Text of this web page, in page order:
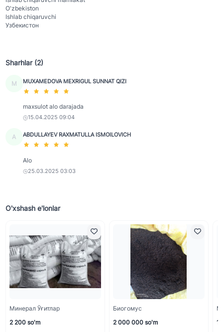
O'zbekiston
Ishlab chiqaruvchi
Узбекистон
Sharhlar (2)
M MUXAMEDOVA MEXRIGUL SUNNAT QIZI
maxsulot alo darajada
15.04.2025 09:04
A ABDULLAYEV RAXMATULLA ISMOILOVICH
Alo
25.03.2025 03:03
O'xshash e'lonlar
Минерал Ўғитлар
2 200 so'm
Биогомус
2 000 000 so'm